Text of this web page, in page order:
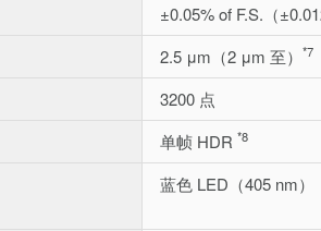
±0.05% of F.S.（
2.5 μm（2 μm 至） *7
3200 点
单帧 HDR *8
蓝色 LED（405 nm）